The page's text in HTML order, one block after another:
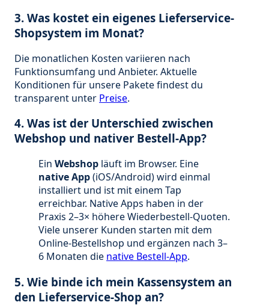
3. Was kostet ein eigenes Lieferservice-
Shopsystem im Monat?
Die monatlichen Kosten variieren nach
Funktionsumfang und Anbieter. Aktuelle
Konditionen für unsere Pakete findest du
transparent unter Preise.
4. Was ist der Unterschied zwischen
Webshop und nativer Bestell-App?
Ein Webshop läuft im Browser. Eine
native App(iOS/Android) wird einmal
installiert und ist mit einem Tap
erreichbar. Native Apps haben in der
Praxis 2–3× höhere Wiederbestell-Quoten.
Viele unserer Kunden starten mit dem
Online-Bestellshop und ergänzen nach 3–
6 Monaten die native Bestell-App.
5. Wie binde ich mein Kassensystem an
den Lieferservice-Shop an?